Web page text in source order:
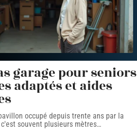
garage pour seniors
adaptés et aides
occupé depuis trente ans par la
souvent plusieurs mètres…